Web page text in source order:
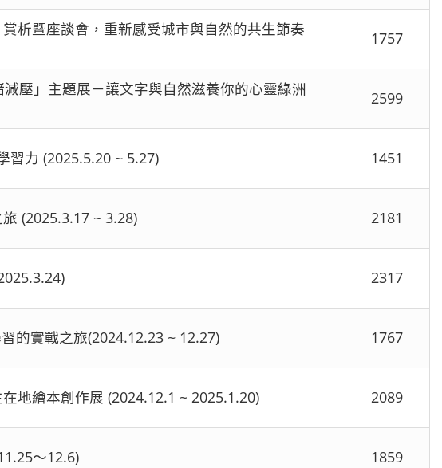
析暨座談會，重新感受城市與自然的共生節奏
1757
壓」主題展－讓文字與自然滋養你的心靈綠洲
2599
習力 (2025.5.20 ~ 5.27) 1451
(2025.3.17 ~ 3.28) 2181
2317
的實戰之旅(2024.12.23 ~ 12.27) 1767
地繪本創作展 (2024.12.1 ~ 2025.1.20) 2089
～12.6) 1859